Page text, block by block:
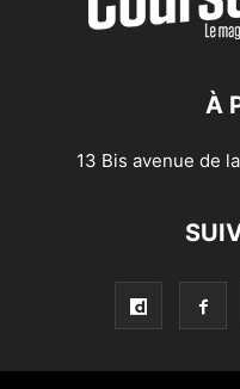
À
13 Bis avenue de